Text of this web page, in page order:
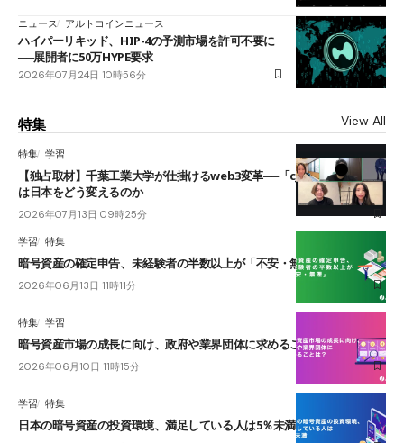
ニュース アルトコインニュース
ハイパーリキッド、HIP-4の予測市場を許可不要に
──展開者に50万HYPE要求
2026年07月24日 10時56分
特集 View All
特集 学習
【独占取材】千葉工業大学が仕掛けるweb3変革──「cJPY」とAIの融合
は日本をどう変えるのか
2026年07月13日 09時25分
学習 特集
暗号資産の確定申告、未経験者の半数以上が「不安・無理」
2026年06月13日 11時11分
特集 学習
暗号資産市場の成長に向け、政府や業界団体に求めることは？
2026年06月10日 11時15分
学習 特集
日本の暗号資産の投資環境、満足している人は5％未満